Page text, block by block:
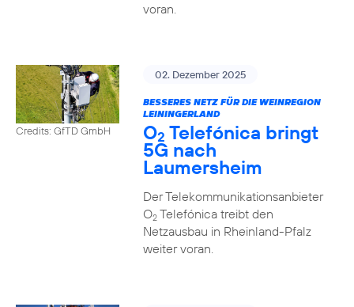
voran.
Credits: GfTD GmbH
02. Dezember 2025
BESSERES NETZ FÜR DIE WEINREGION
LEININGERLAND
O2 Telefónica bringt
5G nach
Laumersheim
Der Telekommunikationsanbieter
O2Telefónica treibt den
Netzausbau in Rheinland-Pfalz
weiter voran.